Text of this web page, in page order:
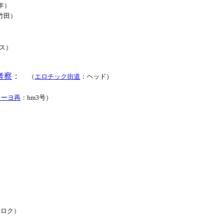
）
田）
）
察 ： （ エロチック街道 ：ヘッド ）
ヨ再 ：hm3号）
ロク）